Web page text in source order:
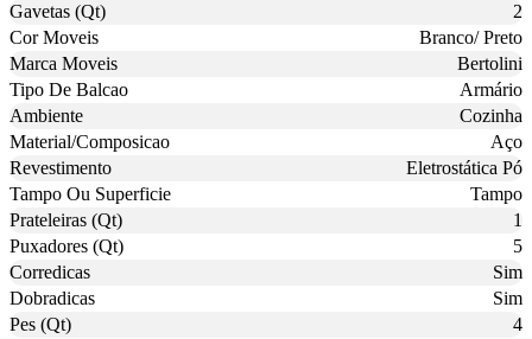
Gavetas (Qt)
2
Cor Moveis
Branco/ Preto
Marca Moveis
Bertolini
Tipo De Balcao
Armário
Ambiente
Cozinha
Material/Composicao
Aço
Revestimento
Eletrostática Pó
Tampo Ou Superficie
Tampo
Prateleiras (Qt)
1
Puxadores (Qt)
5
Corredicas
Sim
Dobradicas
Sim
Pes (Qt)
4